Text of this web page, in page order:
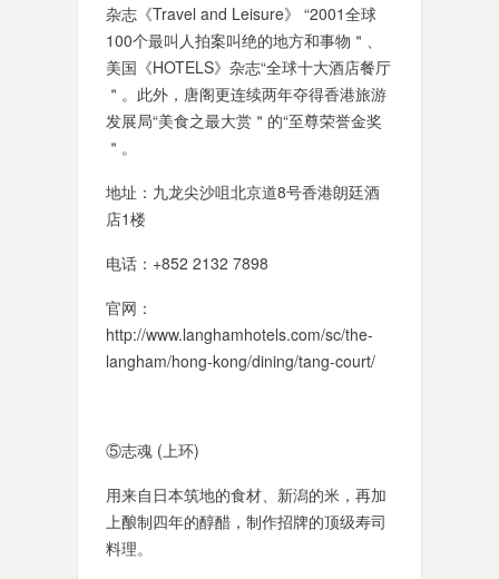
杂志《Travel and Leisure》 “2001全球
100个最叫人拍案叫绝的地方和事物＂、
美国《HOTELS》杂志“全球十大酒店餐厅
＂。此外，唐阁更连续两年夺得香港旅游
发展局“美食之最大赏＂的“至尊荣誉金奖
＂。
地址：九龙尖沙咀北京道8号香港朗廷酒
店1楼
电话：+852 2132 7898
官网：
http://www.langhamhotels.com/sc/the-
langham/hong-kong/dining/tang-court/
⑤志魂 (上环)
用来自日本筑地的食材、新潟的米，再加
上酿制四年的醇醋，制作招牌的顶级寿司
料理。